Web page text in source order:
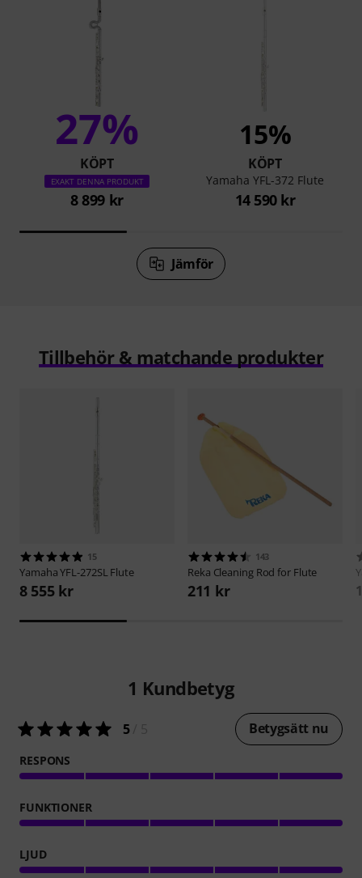
27%
KÖPT
EXAKT DENNA PRODUKT
8 899 kr
15%
KÖPT
Yamaha YFL-372 Flute
14 590 kr
Jämför
Tillbehör & matchande produkter
15
YamahaYFL-272SL Flute
8 555 kr
143
Reka Cleaning Rod for Flute
211 kr
1 Kundbetyg
5/ 5 Betygsätt nu
RESPONS
FUNKTIONER
LJUD